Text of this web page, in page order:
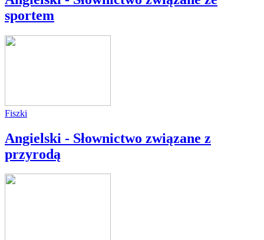
sportem
Fiszki
Angielski - Słownictwo związane z
przyrodą